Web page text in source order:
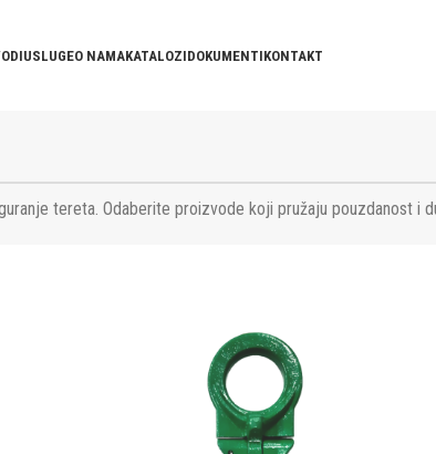
USLUGEO NAMAKATALOZIDOKUMENTIKONTAKT
tereta. Odaberite proizvode koji pružaju pouzdanost i